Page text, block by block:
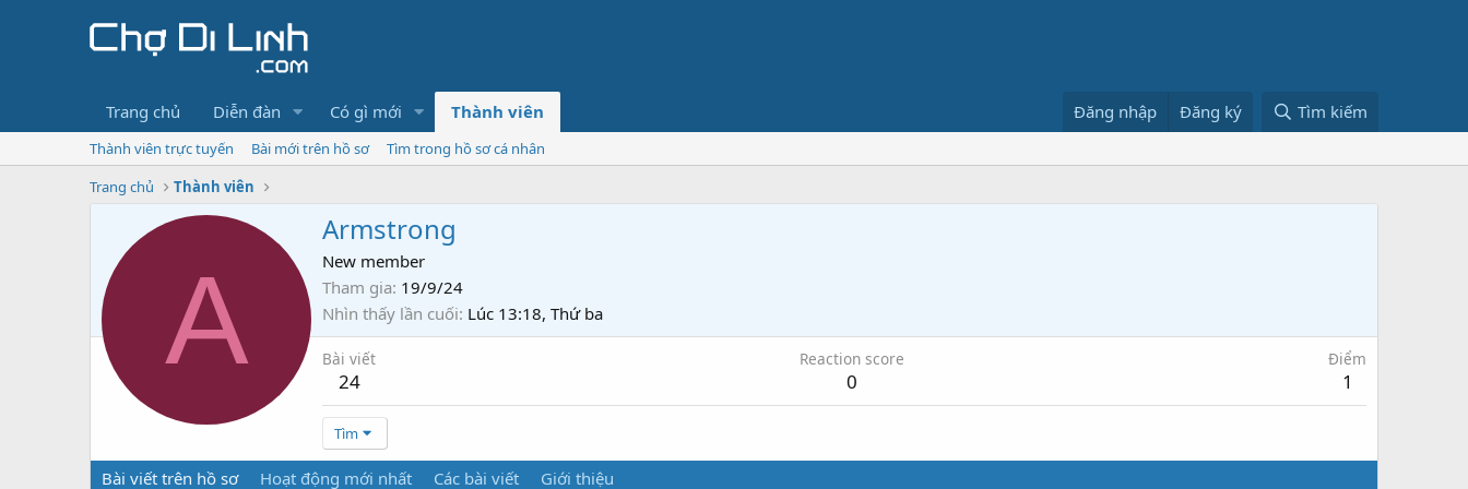
Trang chủ Diễn đàn Có gì mới Thành viên Đăng nhập Đăng ký Tìm kiếm
Thành viên trực tuyến Bài mới trên hồ sơ
Tìm trong hồ sơ cá nhân
Trang chủ
Thành viên
A
Armstrong
New member
Tham gia 19/9/24
Nhìn thấy lần cuối Lúc 13:18, Thứ ba
Bài viết
24
Reaction score
0
Điểm
1
Tìm
Bài viết trên hồ sơ Hoạt động mới nhất Các bài viết Giới thiệu